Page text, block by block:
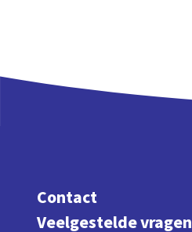
Contact
Veelgestelde vragen